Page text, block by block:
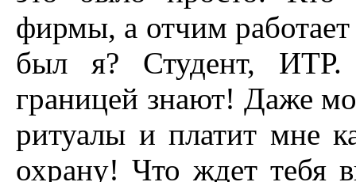
фирмы, а отчим
был я? Студент,
границей знают! Даже
ритуалы и платит мне
охрану! Что ждет тебя